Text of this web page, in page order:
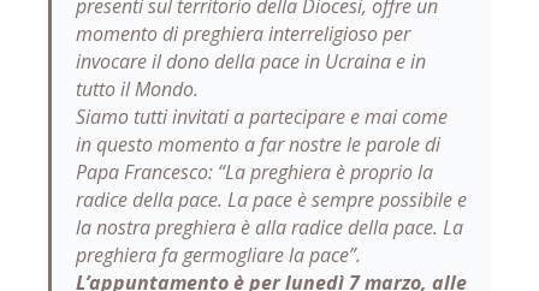
presenti sul territorio della Diocesi, offre un
momento di preghiera interreligioso per
invocare il dono della pace in Ucraina e in
tutto il Mondo.
Siamo tutti invitati a partecipare e mai come
in questo momento a far nostre le parole di
Papa Francesco: “La preghiera è proprio la
radice della pace. La pace è sempre possibile e
la nostra preghiera è alla radice della pace. La
preghiera fa germogliare la pace”.
L’appuntamento è per lunedì 7 marzo, alle